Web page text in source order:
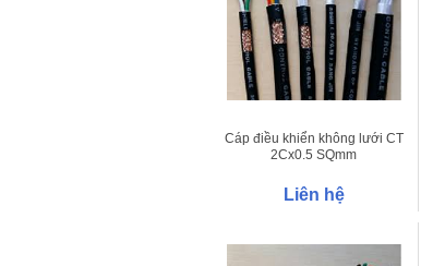
Cáp điều khiển không lưới CT
2Cx0.5 SQmm
Liên hệ